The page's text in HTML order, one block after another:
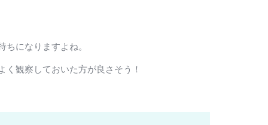
になりますよね。
観察しておいた方が良さそう！